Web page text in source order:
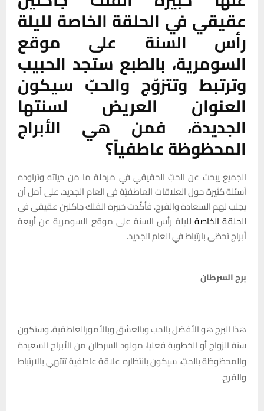
عقيقي في الحلقة الخاصة لليلة
رأس السنة على موقع
السومرية، بالطبع ستجد الحبيب
وترتبط وتتزوّج والحبّ سيكون
العنوان العريض لسنتها
الجديدة، فمن هي الأبراج
المحظوظة عاطفياً؟
الجميع يبحث عن الحبّ الحقيقي في مرحلة ما من حياته وتراوده
أسئلة كثيرة حول العلاقات العاطفيّة في العام الجديد، على أمل أن
يجلب لهم السعادة والفرح. فأكّدت خبيرة الفلك جاكلين عقيقي في
الحلقة الخاصة لليلة رأس السنة على موقع السومرية عن أربعة
أبراج تحظى بارتباط في العام الجديد.
برج السرطان
هذا البرج هو الأفضل بالحب وبالعشق وبالأمورالعاطفية، وستكون
سنة الزواج أو الخطوبة فعليا، مولود السرطان من الأبراج السعيدة
والمحظوظة بالحبّ، سيكون بانتظاره علاقة عاطفية تنتهي بالارتباط
والفرح.